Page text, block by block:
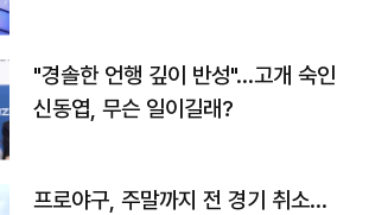
"경솔한 언행 깊이 반성"…고개 숙인
신동엽, 무슨 일이길래?
프로야구, 주말까지 전 경기 취소…